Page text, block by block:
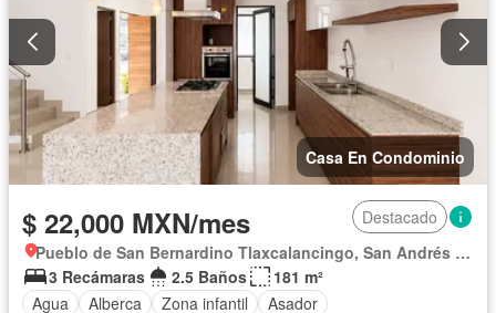
Azotea
Sala polivalente Seguridad
Televisión por cable
Terraza
Vista panorámica
Zonas verdes
Solo familias
Completamente amueblado
Casa En Condominio
$ 22,000 MXN/mes
Destacado
Pueblo de San Bernardino Tlaxcalancingo, San Andrés Cholula
3 Recámaras
2.5 Baños
181 m²
Agua
Alberca Zona infantil
Asador